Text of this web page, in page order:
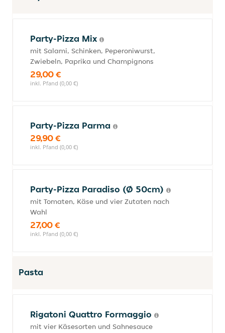
Party-Pizza Mix
mit Salami, Schinken, Peperoniwurst,
Zwiebeln, Paprika und Champignons
29,00 €
inkl. Pfand (0,00 €)
Party-Pizza Parma
29,90 €
inkl. Pfand (0,00 €)
Party-Pizza Paradiso (Ø 50cm)
mit Tomaten, Käse und vier Zutaten nach
Wahl
27,00 €
inkl. Pfand (0,00 €)
Pasta
Rigatoni Quattro Formaggio
mit vier Käsesorten und Sahnesauce